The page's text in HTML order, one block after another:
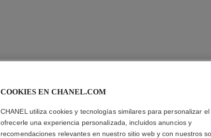
Bruma
Más
COOKIES EN CHANEL.COM
CHANEL utiliza cookies y tecnologías similares para personalizar
ofrecerle una experiencia personalizada, incluidos anuncios y
recomendaciones relevantes en nuestro sitio web y con nuestros